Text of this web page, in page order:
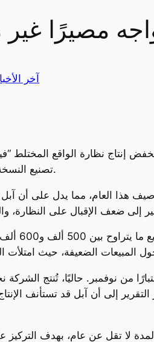
مصيرًا
آخر
إنتاج نظارة الواقع
تصنيع النسخة الحالية من النظارة بالكامل بحلول نهاية عام 2024.
هذا العام، مما يدل على أن آبل
ووفقًا
إلى أن آبل قد تستأنف
لا تقل عن عام، بهدف التركيز